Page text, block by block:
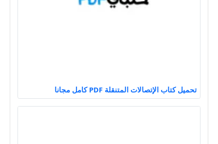
تحميل كتاب الإتصالات المتنقلة PDF كامل مجانا